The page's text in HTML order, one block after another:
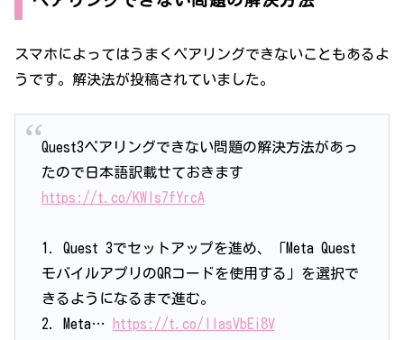
スマホによってはうまくペアリングできないこともあるよ
うです。解決法が投稿されていました。
Quest3ペアリングできない問題の解決方法があっ
たので日本語訳載せておきます
https://t.co/KWls7fYrcA
1. Quest 3でセットアップを進め、「Meta Quest
モバイルアプリのQRコードを使用する」を選択で
きるようになるまで進む。
2. Meta…
https://t.co/IlasVbEi8V